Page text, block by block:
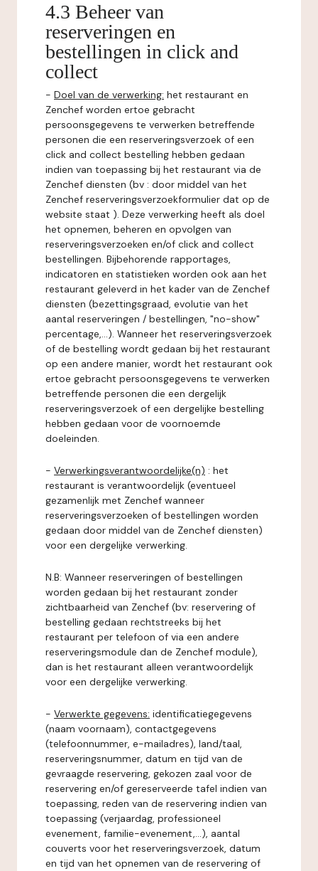
4.3 Beheer van
reserveringen en
bestellingen in click and
collect
- Doel van de verwerking: het restaurant en
Zenchef worden ertoe gebracht
persoonsgegevens te verwerken betreffende
personen die een reserveringsverzoek of een
click and collect bestelling hebben gedaan
indien van toepassing bij het restaurant via de
Zenchef diensten (bv : door middel van het
Zenchef reserveringsverzoekformulier dat op de
website staat ). Deze verwerking heeft als doel
het opnemen, beheren en opvolgen van
reserveringsverzoeken en/of click and collect
bestellingen. Bijbehorende rapportages,
indicatoren en statistieken worden ook aan het
restaurant geleverd in het kader van de Zenchef
diensten (bezettingsgraad, evolutie van het
aantal reserveringen / bestellingen, "no-show"
percentage,...). Wanneer het reserveringsverzoek
of de bestelling wordt gedaan bij het restaurant
op een andere manier, wordt het restaurant ook
ertoe gebracht persoonsgegevens te verwerken
betreffende personen die een dergelijk
reserveringsverzoek of een dergelijke bestelling
hebben gedaan voor de voornoemde
doeleinden.
- Verwerkingsverantwoordelijke(n) : het
restaurant is verantwoordelijk (eventueel
gezamenlijk met Zenchef wanneer
reserveringsverzoeken of bestellingen worden
gedaan door middel van de Zenchef diensten)
voor een dergelijke verwerking.
N.B: Wanneer reserveringen of bestellingen
worden gedaan bij het restaurant zonder
zichtbaarheid van Zenchef (bv: reservering of
bestelling gedaan rechtstreeks bij het
restaurant per telefoon of via een andere
reserveringsmodule dan de Zenchef module),
dan is het restaurant alleen verantwoordelijk
voor een dergelijke verwerking.
- Verwerkte gegevens: identificatiegegevens
(naam voornaam), contactgegevens
(telefoonnummer, e-mailadres), land/taal,
reserveringsnummer, datum en tijd van de
gevraagde reservering, gekozen zaal voor de
reservering en/of gereserveerde tafel indien van
toepassing, reden van de reservering indien van
toepassing (verjaardag, professioneel
evenement, familie-evenement,...), aantal
couverts voor het reserveringsverzoek, datum
en tijd van het opnemen van de reservering of